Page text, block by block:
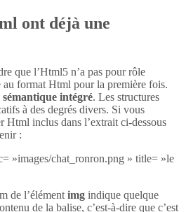
ont déjà une
que l’Html5 n’a pas pour rôle
au format Html pour la première fois.
sémantique intégré. Les structures
à des degrés divers. Si vous
Html inclus dans l’extrait ci-dessous
:
»images/chat_ronron.png » title= »le
de l’élément img indique quelque
de la balise, c’est-à-dire que c’est